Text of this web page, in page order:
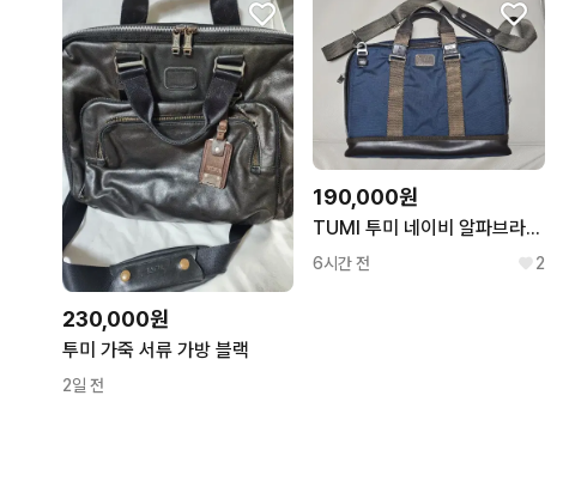
230,000원
투미 가죽 서류 가방 블랙
2일 전
190,000원
TUMI 투미 네이비 알파브라보 서류가방 브리프케이스
6시간 전 2